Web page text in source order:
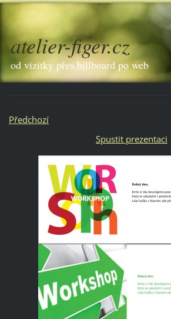
atelier-figer.cz
od vizitky přes billboard po web
Předchozí
Spustit prezentaci